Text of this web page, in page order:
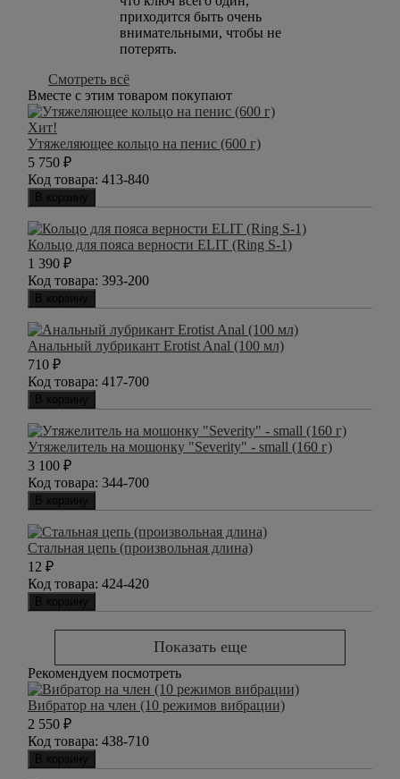
приходится быть очень
внимательными, чтобы не
потерять.
Смотреть всё
Вместе с этим товаром покупают
Хит!
Утяжеляющее кольцо на пенис (600 г)
5 750 ₽
Код товара: 413-840
В корзину
Кольцо для пояса верности ELIT (Ring S-1)
1 390 ₽
Код товара: 393-200
В корзину
Анальный лубрикант Erotist Anal (100 мл)
710 ₽
Код товара: 417-700
В корзину
Утяжелитель на мошонку "Severity" - small (160 г)
3 100 ₽
Код товара: 344-700
В корзину
Стальная цепь (произвольная длина)
12 ₽
Код товара: 424-420
В корзину
Показать еще
Рекомендуем посмотреть
Вибратор на член (10 режимов вибрации)
2 550 ₽
Код товара: 438-710
В корзину